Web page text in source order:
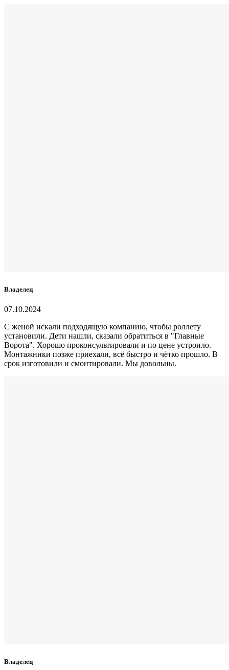
Владелец
07.10.2024
С женой искали подходящую компанию, чтобы роллету
установили. Дети нашли, сказали обратиться в "Главные
Ворота". Хорошо проконсультировали и по цене устроило.
Монтажники позже приехали, всё быстро и чётко прошло. В
срок изготовили и смонтировали. Мы довольны.
Владелец